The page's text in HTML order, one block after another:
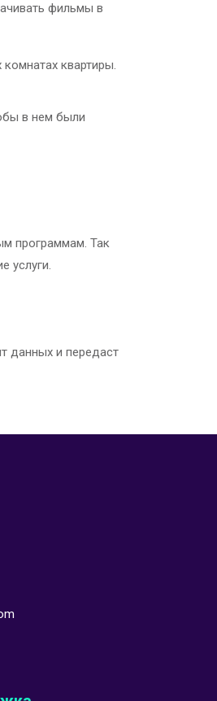
фильмы в
квартиры.
в нем были
программам. Так
услуги.
данных и передаст